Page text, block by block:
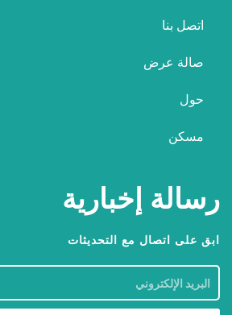
رسالة إخبارية
ابق على اتصال مع التحديثات
اتصل بنا
صالة عرض
حول
مسكن